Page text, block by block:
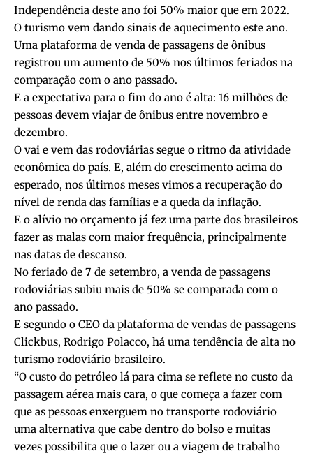
Independência deste ano foi 50% maior que em 2022.
O turismo vem dando sinais de aquecimento este ano.
Uma plataforma de venda de passagens de ônibus
registrou um aumento de 50% nos últimos feriados na
comparação com o ano passado.
E a expectativa para o fim do ano é alta: 16 milhões de
pessoas devem viajar de ônibus entre novembro e
dezembro.
O vai e vem das rodoviárias segue o ritmo da atividade
econômica do país. E, além do crescimento acima do
esperado, nos últimos meses vimos a recuperação do
nível de renda das famílias e a queda da inflação.
E o alívio no orçamento já fez uma parte dos brasileiros
fazer as malas com maior frequência, principalmente
nas datas de descanso.
No feriado de 7 de setembro, a venda de passagens
rodoviárias subiu mais de 50% se comparada com o
ano passado.
E segundo o CEO da plataforma de vendas de passagens
Clickbus, Rodrigo Polacco, há uma tendência de alta no
turismo rodoviário brasileiro.
“O custo do petróleo lá para cima se reflete no custo da
passagem aérea mais cara, o que começa a fazer com
que as pessoas enxerguem no transporte rodoviário
uma alternativa que cabe dentro do bolso e muitas
vezes possibilita que o lazer ou a viagem de trabalho